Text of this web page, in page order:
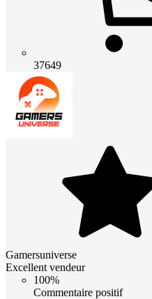
37649
Gamersuniverse
Excellent vendeur
100%
Commentaire positif